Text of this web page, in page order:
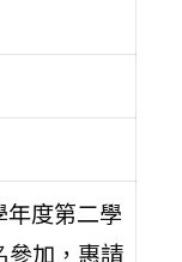
度第二學
參加，惠請